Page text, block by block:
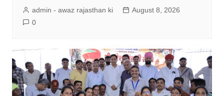
admin - awaz rajasthan ki
August 8, 2026
0